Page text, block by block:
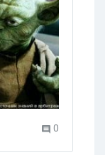
и зачем
мы
0